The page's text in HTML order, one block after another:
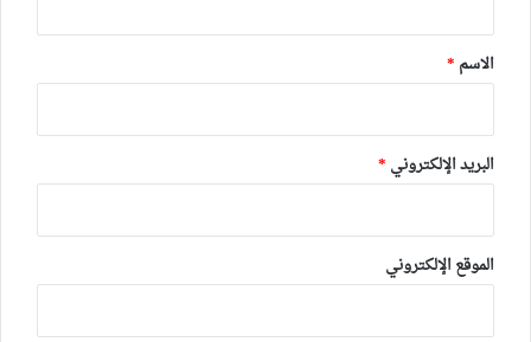
*
الاسم *
البريد الإلكتروني *
الموقع الإلكتروني